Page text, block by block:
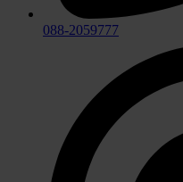
088-2059777